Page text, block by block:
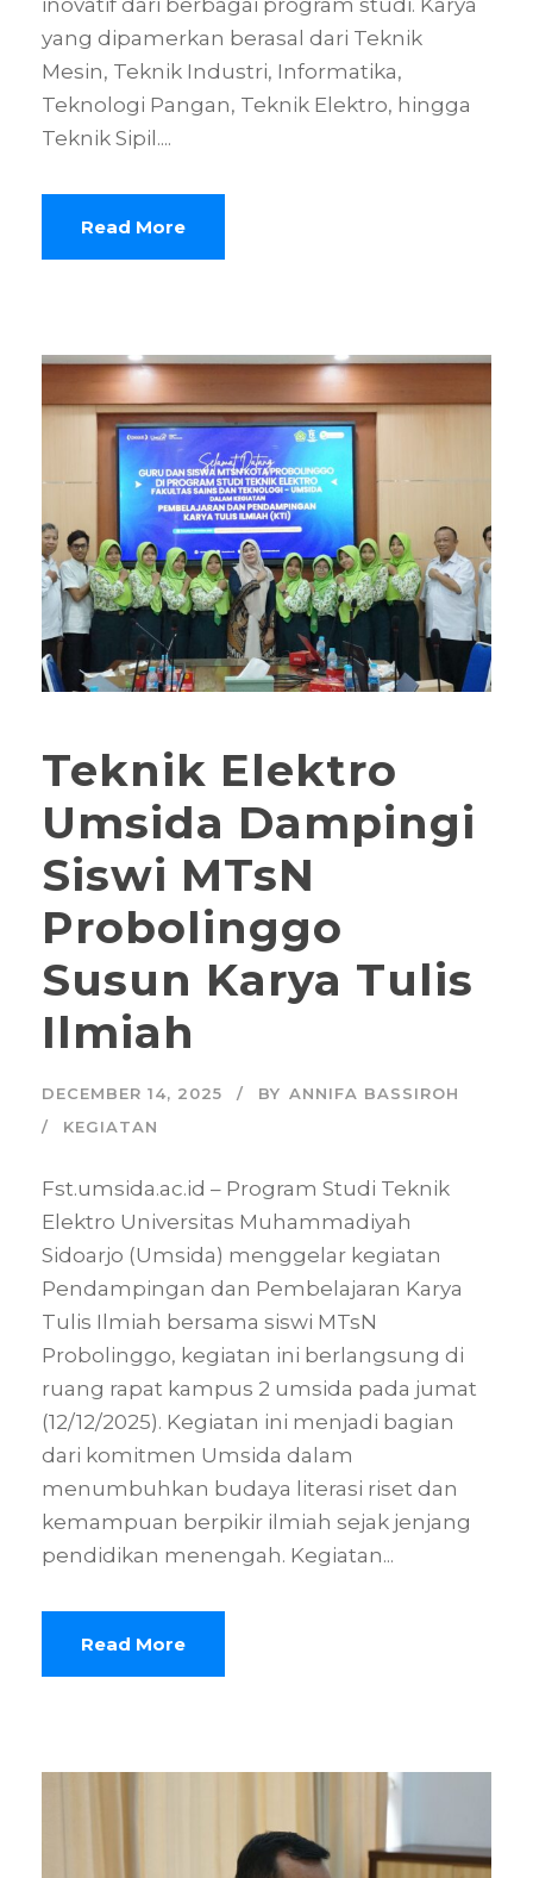
yang dipamerkan berasal dari Teknik
Mesin, Teknik Industri, Informatika,
Teknologi Pangan, Teknik Elektro, hingga
Teknik Sipil....
Read More
Teknik Elektro
Umsida Dampingi
Siswi MTsN
Probolinggo
Susun Karya Tulis
Ilmiah
DECEMBER 14, 2025 BY ANNIFA BASSIROH
KEGIATAN
Fst.umsida.ac.id – Program Studi Teknik
Elektro Universitas Muhammadiyah
Sidoarjo (Umsida) menggelar kegiatan
Pendampingan dan Pembelajaran Karya
Tulis Ilmiah bersama siswi MTsN
Probolinggo, kegiatan ini berlangsung di
ruang rapat kampus 2 umsida pada jumat
(12/12/2025). Kegiatan ini menjadi bagian
dari komitmen Umsida dalam
menumbuhkan budaya literasi riset dan
kemampuan berpikir ilmiah sejak jenjang
pendidikan menengah. Kegiatan...
Read More